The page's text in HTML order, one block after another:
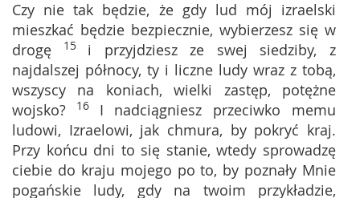
Czy nie tak będzie, że gdy lud mój izraelski
mieszkać będzie bezpiecznie, wybierzesz się w
drogę 15 i przyjdziesz ze swej siedziby, z
najdalszej północy, ty i liczne ludy wraz z tobą,
wszyscy na koniach, wielki zastęp, potężne
wojsko? 16 I nadciągniesz przeciwko memu
ludowi, Izraelowi, jak chmura, by pokryć kraj.
Przy końcu dni to się stanie, wtedy sprowadzę
ciebie do kraju mojego po to, by poznały Mnie
pogańskie ludy, gdy na twoim przykładzie,